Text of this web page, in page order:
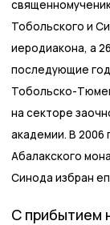
Тобольского и
иеродиакона, а
последующие
Тобольско-
на секторе
академии. В 2006
Абалакского
Синода избран
С прибытием